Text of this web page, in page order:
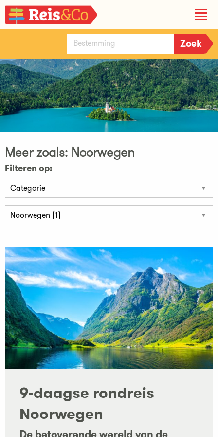
Meer zoals: Noorwegen
Filteren op:
9-daagse rondreis
Noorwegen